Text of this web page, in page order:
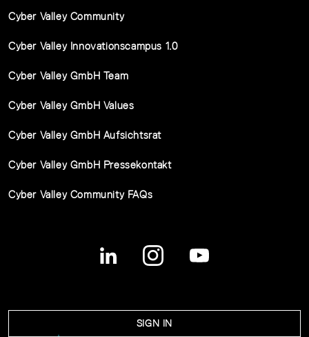
Cyber Valley Community
Cyber Valley Innovationscampus 1.0
Cyber Valley GmbH Team
Cyber Valley GmbH Values
Cyber Valley GmbH Aufsichtsrat
Cyber Valley GmbH Pressekontakt
Cyber Valley Community FAQs
SIGN IN